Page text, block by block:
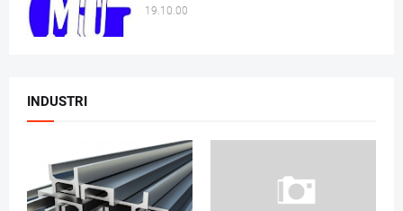
19.10.00
INDUSTRI